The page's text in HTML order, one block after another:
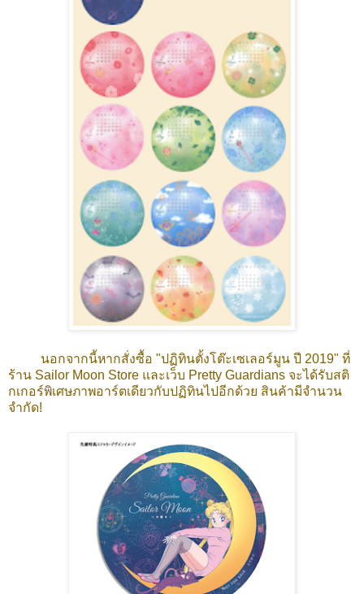
นอกจากนี้หากสั่งซื้อ "ปฏิทินตั้งโต๊ะเซเลอร์มูน ปี 2019" ที่
ร้าน Sailor Moon Store และเว็บ Pretty Guardians จะได้รับสติ
กเกอร์พิเศษภาพอาร์ตเดียวกับปฏิทินไปอีกด้วย สินค้ามีจำนวน
จำกัด!